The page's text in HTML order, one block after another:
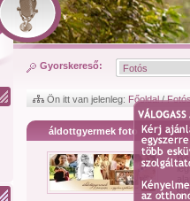
Gyorskereső:
Ön itt van jelenleg: Főoldal/
áldottgyermek foto